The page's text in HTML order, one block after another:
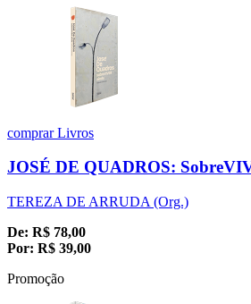
comprarLivros
JOSÉ DE QUADROS:
TEREZA DE ARRUDA (Org.)
De: R$ 78,00
Por: R$ 39,00
Promoção